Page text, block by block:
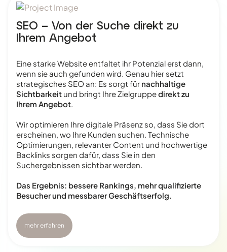
SEO – Von der Suche direkt zu
Ihrem Angebot
Eine starke Website entfaltet ihr Potenzial erst dann,
wenn sie auch gefunden wird. Genau hier setzt
strategisches SEO an: Es sorgt für nachhaltige
Sichtbarkeit und bringt Ihre Zielgruppedirekt zu
Ihrem Angebot.
Wir optimieren Ihre digitale Präsenz so, dass Sie dort
erscheinen, wo Ihre Kunden suchen. Technische
Optimierungen, relevanter Content und hochwertige
Backlinks sorgen dafür, dass Sie in den
Suchergebnissen sichtbar werden.
Das Ergebnis: bessere Rankings, mehr qualifizierte
Besucher und messbarer Geschäftserfolg.
mehr erfahren